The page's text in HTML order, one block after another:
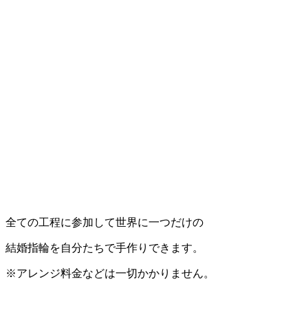
全ての工程に参加して世界に一つだけの
結婚指輪を自分たちで手作りできます。
※アレンジ料金などは一切かかりません。